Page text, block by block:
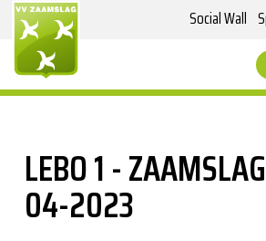
Social Wall
LEBO 1 -
04-2023